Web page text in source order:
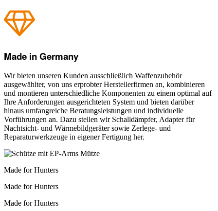
Made in Germany
Wir bieten unseren Kunden ausschließlich Waffenzubehör
ausgewählter, von uns erprobter Herstellerfirmen an, kombinieren
und montieren unterschiedliche Komponenten zu einem optimal auf
Ihre Anforderungen ausgerichteten System und bieten darüber
hinaus umfangreiche Beratungsleistungen und individuelle
Vorführungen an. Dazu stellen wir Schalldämpfer, Adapter für
Nachtsicht- und Wärmebildgeräter sowie Zerlege- und
Reparaturwerkzeuge in eigener Fertigung her.
Made for Hunters
Made for Hunters
Made for Hunters